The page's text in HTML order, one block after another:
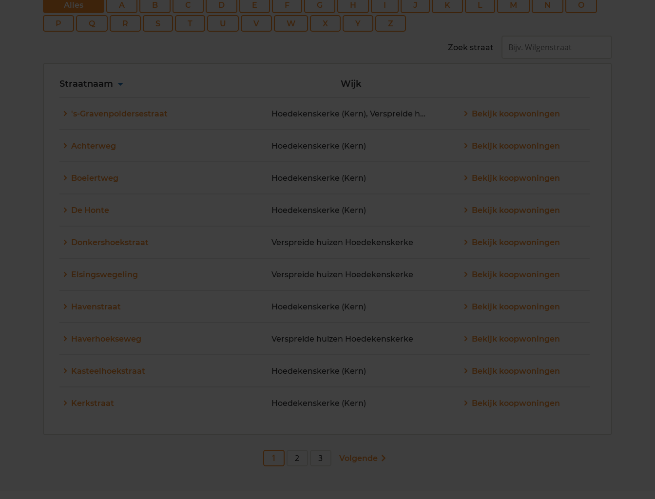
Alles A B C D E F G H I J K L M N
O
P
Q R S T U V W X Y Z
Zoek straat
Straatnaam Wijk
's-Gravenpoldersestraat Hoedekenskerke (Kern), Verspreide huizen Hoedekenskerke Bekijk koopwoningen
Achterweg Hoedekenskerke (Kern) Bekijk koopwoningen
Boeiertweg Hoedekenskerke (Kern) Bekijk koopwoningen
De Honte Hoedekenskerke (Kern) Bekijk koopwoningen
Donkershoekstraat Verspreide huizen Hoedekenskerke Bekijk koopwoningen
Elsingswegeling Verspreide huizen Hoedekenskerke Bekijk koopwoningen
Havenstraat Hoedekenskerke (Kern) Bekijk koopwoningen
Haverhoekseweg Verspreide huizen Hoedekenskerke Bekijk koopwoningen
Kasteelhoekstraat Hoedekenskerke (Kern) Bekijk koopwoningen
Kerkstraat Hoedekenskerke (Kern) Bekijk koopwoningen
1 2 3 Volgende